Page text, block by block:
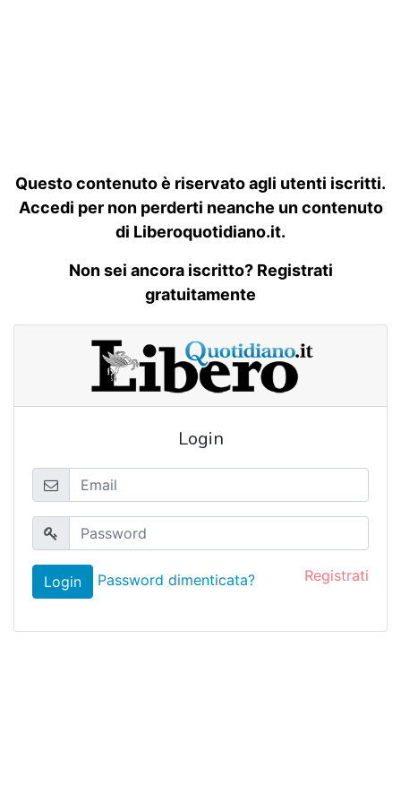
Questo contenuto è riservato agli utenti iscritti.
Accedi per non perderti neanche un contenuto
di Liberoquotidiano.it.
Non sei ancora iscritto? Registrati
gratuitamente
Login
Login Password dimenticata? Registrati